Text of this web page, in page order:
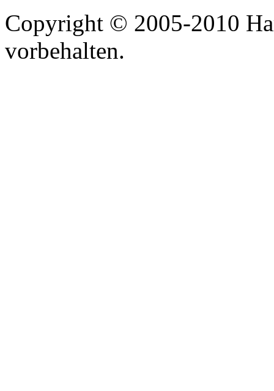
Copyright © 2005-2010
vorbehalten.